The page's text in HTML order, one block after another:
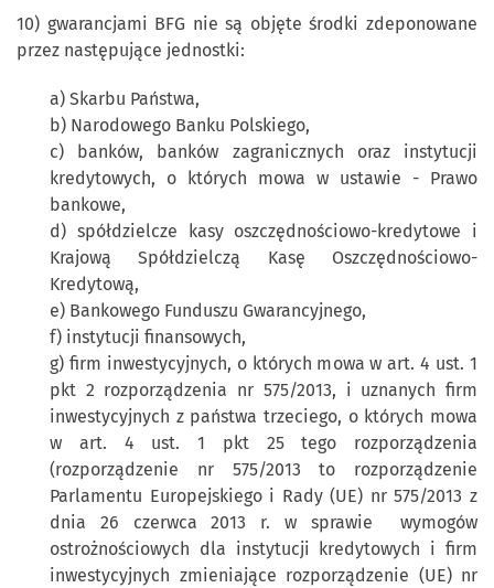
10) gwarancjami BFG nie są objęte środki zdeponowane
przez następujące jednostki:
a) Skarbu Państwa,
b) Narodowego Banku Polskiego,
c) banków, banków zagranicznych oraz instytucji
kredytowych, o których mowa w ustawie - Prawo
bankowe,
d) spółdzielcze kasy oszczędnościowo-kredytowe i
Krajową Spółdzielczą Kasę Oszczędnościowo-
Kredytową,
e) Bankowego Funduszu Gwarancyjnego,
f) instytucji finansowych,
g) firm inwestycyjnych, o których mowa w art. 4 ust. 1
pkt 2 rozporządzenia nr 575/2013, i uznanych firm
inwestycyjnych z państwa trzeciego, o których mowa
w art. 4 ust. 1 pkt 25 tego rozporządzenia
(rozporządzenie nr 575/2013 to rozporządzenie
Parlamentu Europejskiego i Rady (UE) nr 575/2013 z
dnia 26 czerwca 2013 r. w sprawie wymogów
ostrożnościowych dla instytucji kredytowych i firm
inwestycyjnych zmieniające rozporządzenie (UE) nr